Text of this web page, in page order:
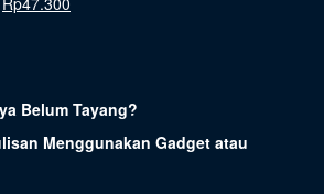
Belum Tayang?
Menggunakan Gadget atau